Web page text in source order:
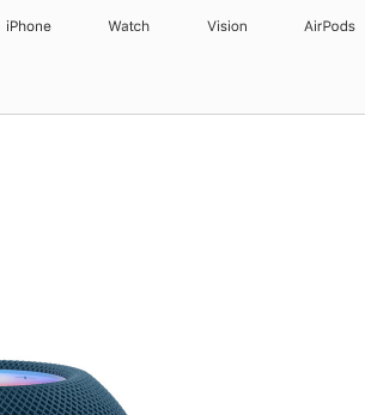
iPhone Watch Vision AirPods